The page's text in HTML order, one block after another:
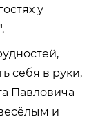
у
себя в руки,
Павловича
и